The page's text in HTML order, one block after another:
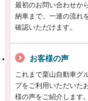
最初のお問い合わせか
納車まで、一連の流れ
確認いただけます。
お客様の声
これまで栗山自動車グ
プをご利用いただいた
様の声をご紹介します。